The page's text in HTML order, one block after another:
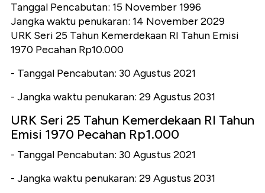
Tanggal Pencabutan: 15 November 1996
Jangka waktu penukaran: 14 November 2029
URK Seri 25 Tahun Kemerdekaan RI Tahun Emisi
1970 Pecahan Rp10.000
- Tanggal Pencabutan: 30 Agustus 2021
- Jangka waktu penukaran: 29 Agustus 2031
URK Seri 25 Tahun Kemerdekaan RI Tahun
Emisi 1970 Pecahan Rp1.000
- Tanggal Pencabutan: 30 Agustus 2021
- Jangka waktu penukaran: 29 Agustus 2031